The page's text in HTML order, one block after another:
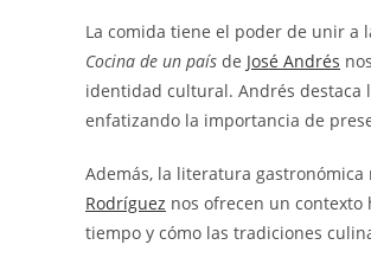
La comida tiene el poder de unir a
Cocina de un país de José Andrés
identidad cultural. Andrés destaca
enfatizando la importancia de
Además, la literatura gastronómica
Rodríguez nos ofrecen un
tiempo y cómo las tradiciones